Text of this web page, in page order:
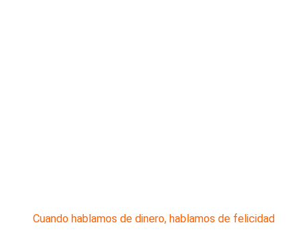
Cuando hablamos de dinero, hablamos de felicidad